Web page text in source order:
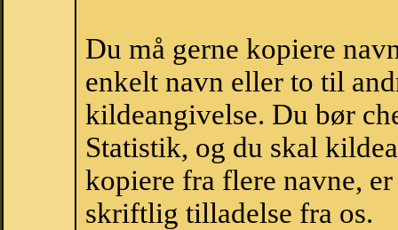
Du må gerne kopiere
enkelt navn eller to til
kildeangivelse. Du bør
Statistik, og du skal
kopiere fra flere navne,
skriftlig tilladelse fra os.